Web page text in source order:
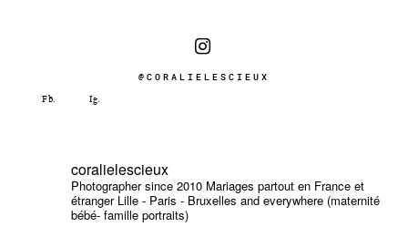
@CORALIELESCIEUX
coralielescieux
Photographer since 2010 Mariages partout en France et
étranger Lille - Paris - Bruxelles and everywhere (maternité
bébé- famille portraits)